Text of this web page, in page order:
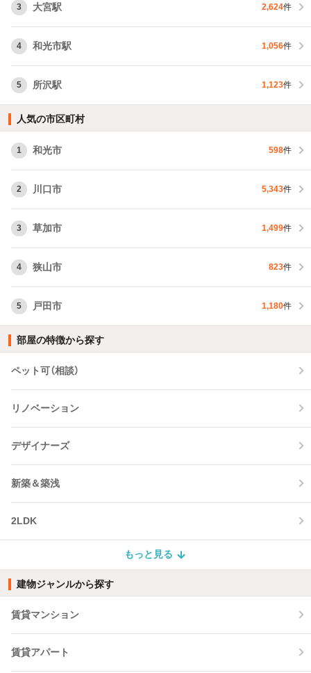
3 大宮駅 2,624件
4 和光市駅 1,056件
5 所沢駅 1,123件
人気の市区町村
1 和光市 598件
2 川口市 5,343件
3 草加市 1,499件
4 狭山市 823件
5 戸田市 1,180件
部屋の特徴から探す
ペット可（相談）
リノベーション
デザイナーズ
新築＆築浅
2LDK
もっと見る
建物ジャンルから探す
賃貸マンション
賃貸アパート